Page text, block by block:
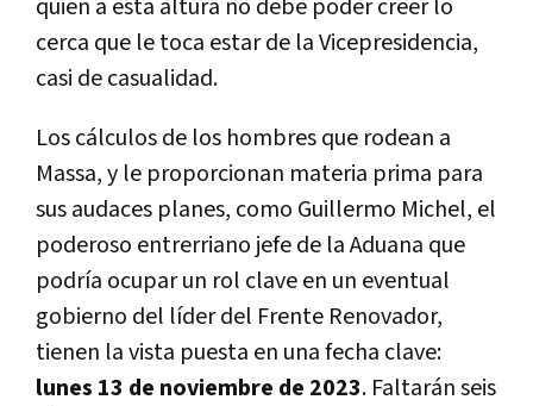
quien a esta altura no debe poder creer lo
cerca que le toca estar de la Vicepresidencia,
casi de casualidad.
Los cálculos de los hombres que rodean a
Massa, y le proporcionan materia prima para
sus audaces planes, como Guillermo Michel, el
poderoso entrerriano jefe de la Aduana que
podría ocupar un rol clave en un eventual
gobierno del líder del Frente Renovador,
tienen la vista puesta en una fecha clave:
lunes 13 de noviembre de 2023. Faltarán seis